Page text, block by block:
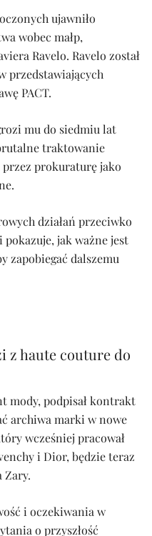
ujawniło
wobec małp,
Ravelo. Ravelo został
przedstawiających
PACT.
mu do siedmiu lat
traktowanie
przez prokuraturę jako
działań przeciwko
jak ważne jest
zapobiegać dalszemu
z haute couture do
mody, podpisał kontrakt
archiwa marki w nowe
wcześniej pracował
i Dior, będzie teraz
Zary.
i oczekiwania w
o przyszłość